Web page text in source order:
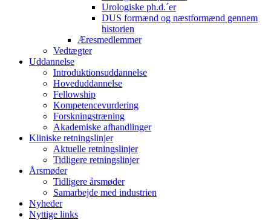
Urologiske ph.d.´er
DUS formænd og næstformænd gennem
historien
Æresmedlemmer
Vedtægter
Uddannelse
Introduktionsuddannelse
Hoveduddannelse
Fellowship
Kompetencevurdering
Forskningstræning
Akademiske afhandlinger
Kliniske retningslinjer
Aktuelle retningslinjer
Tidligere retningslinjer
Årsmøder
Tidligere årsmøder
Samarbejde med industrien
Nyheder
Nyttige links